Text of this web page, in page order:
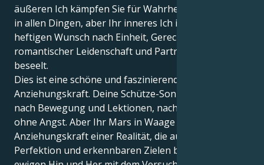
äußeren Ich kämpfen Sie für Wahrheit und Freiheit
in allen Dingen, aber Ihr inneres Ich ist von einem
heftigen Wunsch nach Einheit, Gerechtigkeit,
romantischer Leidenschaft und Partnerschaft
beseelt.
Dies ist eine schöne und faszinierende
Anziehungskraft. Deine Schütze-Sonne sehnt sich
nach Bewegung und Lektionen, nach Wachstum
ohne Angst. Aber Ihr Mars in Waage führt Sie in die
Anziehungskraft einer Realität, die auf konkreter
Perfektion und erkennbaren Zielen beruht, in einem